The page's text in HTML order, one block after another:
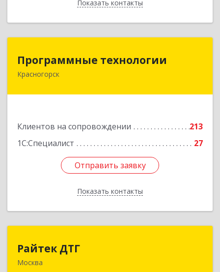
Показать контакты
Назад
Программные технологии
Красногорск
Клиентов на сопровождении
213
1С:Специалист
27
Отправить заявку
Показать контакты
143408, Московская обл, Красногорский р-н,
Отправить заявку
Назад
Райтек ДТГ
Москва123112, Москва г, вн.тер.г. муниципальный